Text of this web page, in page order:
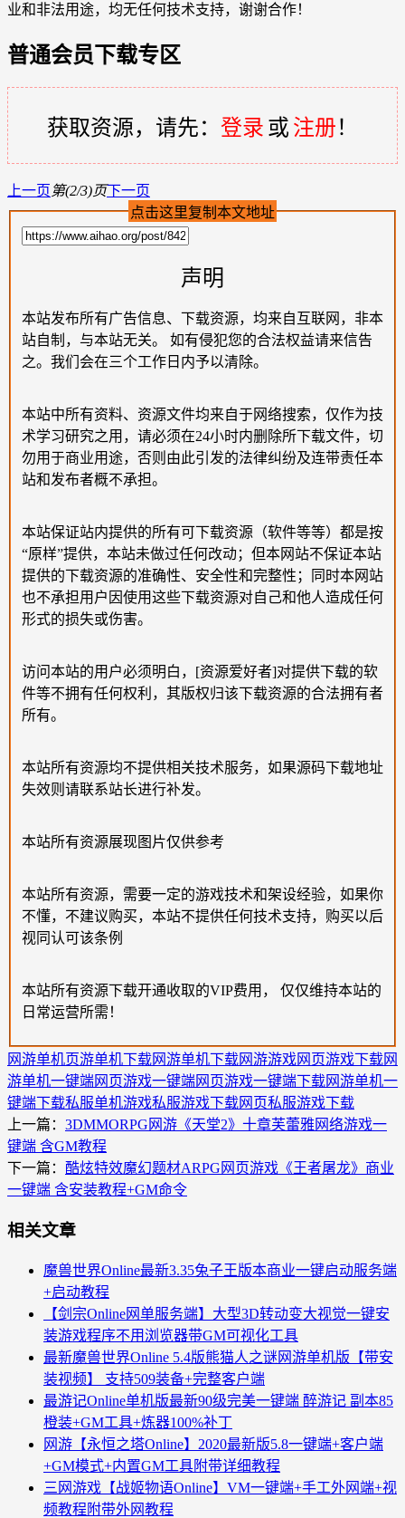
业和非法用途，均无任何技术支持，谢谢合作！
普通会员下载专区
获取资源，请先： 登录 或 注册！
上一页 第(2/3)页下一页
点击这里复制本文地址
声明
本站发布所有广告信息、下载资源，均来自互联网，非本
站自制，与本站无关。 如有侵犯您的合法权益请来信告
之。我们会在三个工作日内予以清除。
本站中所有资料、资源文件均来自于网络搜索，仅作为技
术学习研究之用，请必须在24小时内删除所下载文件，切
勿用于商业用途，否则由此引发的法律纠纷及连带责任本
站和发布者概不承担。
本站保证站内提供的所有可下载资源（软件等等）都是按
“原样”提供，本站未做过任何改动；但本网站不保证本站
提供的下载资源的准确性、安全性和完整性；同时本网站
也不承担用户因使用这些下载资源对自己和他人造成任何
形式的损失或伤害。
访问本站的用户必须明白，[资源爱好者]对提供下载的软
件等不拥有任何权利，其版权归该下载资源的合法拥有者
所有。
本站所有资源均不提供相关技术服务，如果源码下载地址
失效则请联系站长进行补发。
本站所有资源展现图片仅供参考
本站所有资源，需要一定的游戏技术和架设经验，如果你
不懂，不建议购买，本站不提供任何技术支持，购买以后
视同认可该条例
本站所有资源下载开通收取的VIP费用， 仅仅维持本站的
日常运营所需！
网游单机页游单机下载网游单机下载网游游戏网页游戏下载网
游单机一键端网页游戏一键端网页游戏一键端下载网游单机一
键端下载私服单机游戏私服游戏下载网页私服游戏下载
上一篇： 3DMMORPG网游《天堂2》十章芙蕾雅网络游戏一
键端 含GM教程
下一篇： 酷炫特效魔幻题材ARPG网页游戏《王者屠龙》商业
一键端 含安装教程+GM命令
相关文章
魔兽世界Online最新3.35兔子王版本商业一键启动服务端
+启动教程
【剑宗Online网单服务端】大型3D转动变大视觉一键安
装游戏程序不用浏览器带GM可视化工具
最新魔兽世界Online 5.4版熊猫人之谜网游单机版【带安
装视频】 支持509装备+完整客户端
最游记Online单机版最新90级完美一键端 醉游记 副本85
橙装+GM工具+炼器100%补丁
网游【永恒之塔Online】2020最新版5.8一键端+客户端
+GM模式+内置GM工具附带详细教程
三网游戏【战姬物语Online】VM一键端+手工外网端+视
频教程附带外网教程